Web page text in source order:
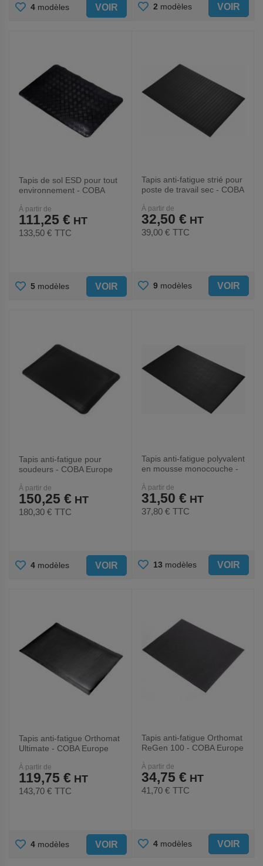
AJOUTER
4 modèles VOIR AJOUTER
2 modèles VOIR
Tapis de sol ESD pour tout
environnement - COBA
À partir de
111,25 €
133,50 € TTC
AJOUTER
5 modèles VOIR
Tapis anti-fatigue strié pour
poste de travail sec - COBA
À partir de
32,50 €
39,00 € TTC
AJOUTER
9 modèles VOIR
Tapis anti-fatigue pour
soudeurs - COBA Europe
À partir de
150,25 €
180,30 € TTC
AJOUTER
4 modèles VOIR
Tapis anti-fatigue polyvalent
en mousse monocouche -
À partir de
31,50 €
37,80 € TTC
AJOUTER
13 modèles VOIR
Tapis anti-fatigue Orthomat
Ultimate - COBA Europe
À partir de
119,75 €
143,70 € TTC
AJOUTER
4 modèles VOIR
Tapis anti-fatigue Orthomat
ReGen 100 - COBA Europe
À partir de
34,75 €
41,70 € TTC
AJOUTER
4 modèles VOIR